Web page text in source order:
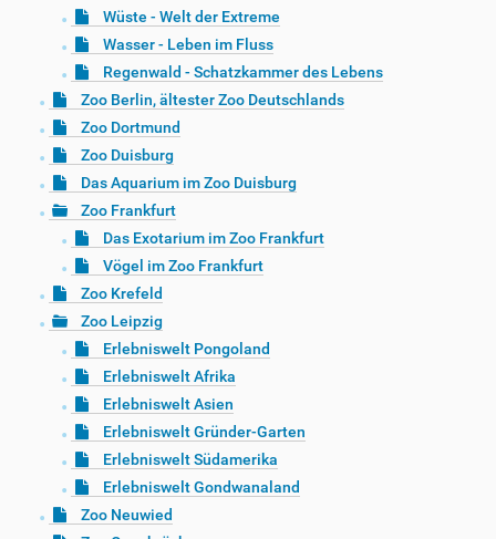
Wüste - Welt der Extreme
Wasser - Leben im Fluss
Regenwald - Schatzkammer des Lebens
Zoo Berlin, ältester Zoo Deutschlands
Zoo Dortmund
Zoo Duisburg
Das Aquarium im Zoo Duisburg
Zoo Frankfurt
Das Exotarium im Zoo Frankfurt
Vögel im Zoo Frankfurt
Zoo Krefeld
Zoo Leipzig
Erlebniswelt Pongoland
Erlebniswelt Afrika
Erlebniswelt Asien
Erlebniswelt Gründer-Garten
Erlebniswelt Südamerika
Erlebniswelt Gondwanaland
Zoo Neuwied